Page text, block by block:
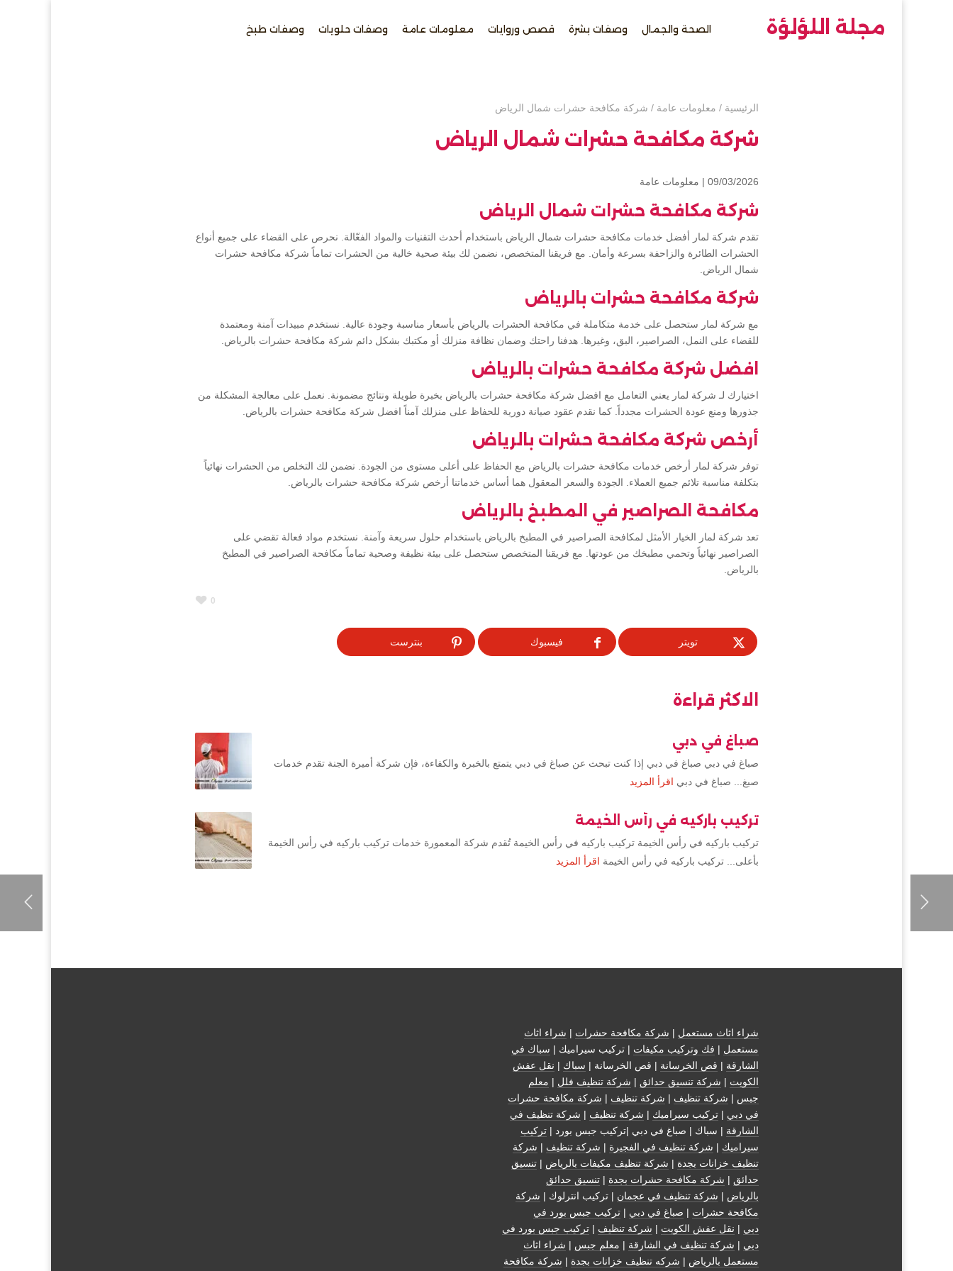
مجلة اللؤلؤة الصحة والجمال وصفات بشرة قصص وروايات معلومات عامة وصفات حلويات وصفات طبخ
الرئيسية / معلومات عامة / شركة مكافحة حشرات شمال الرياض
شركة مكافحة حشرات شمال الرياض
09/03/2026 | معلومات عامة
شركة مكافحة حشرات شمال الرياض
تقدم شركة لمار أفضل خدمات مكافحة حشرات شمال الرياض باستخدام أحدث التقنيات والمواد الفعّالة. نحرص على القضاء على جميع أنواع
الحشرات الطائرة والزاحفة بسرعة وأمان. مع فريقنا المتخصص، نضمن لك بيئة صحية خالية من الحشرات تماماً شركة مكافحة حشرات
شمال الرياض.
شركة مكافحة حشرات بالرياض
مع شركة لمار ستحصل على خدمة متكاملة في مكافحة الحشرات بالرياض بأسعار مناسبة وجودة عالية. نستخدم مبيدات آمنة ومعتمدة
للقضاء على النمل، الصراصير، البق، وغيرها. هدفنا راحتك وضمان نظافة منزلك أو مكتبك بشكل دائم شركة مكافحة حشرات بالرياض.
افضل شركة مكافحة حشرات بالرياض
اختيارك لـ شركة لمار يعني التعامل مع افضل شركة مكافحة حشرات بالرياض بخبرة طويلة ونتائج مضمونة. نعمل على معالجة المشكلة من
جذورها ومنع عودة الحشرات مجدداً. كما نقدم عقود صيانة دورية للحفاظ على منزلك آمناً افضل شركة مكافحة حشرات بالرياض.
أرخص شركة مكافحة حشرات بالرياض
توفر شركة لمار أرخص خدمات مكافحة حشرات بالرياض مع الحفاظ على أعلى مستوى من الجودة. نضمن لك التخلص من الحشرات نهائياً
بتكلفة مناسبة تلائم جميع العملاء. الجودة والسعر المعقول هما أساس خدماتنا أرخص شركة مكافحة حشرات بالرياض.
مكافحة الصراصير في المطبخ بالرياض
تعد شركة لمار الخيار الأمثل لمكافحة الصراصير في المطبخ بالرياض باستخدام حلول سريعة وآمنة. نستخدم مواد فعالة تقضي على
الصراصير نهائياً وتحمي مطبخك من عودتها. مع فريقنا المتخصص ستحصل على بيئة نظيفة وصحية تماماً مكافحة الصراصير في المطبخ
بالرياض.
0
تويتر فيسبوك بنترست
الاكثر قراءة
صباغ في دبي
صباغ في دبي صباغ في دبي إذا كنت تبحث عن صباغ في دبي يتمتع بالخبرة والكفاءة، فإن شركة أميرة الجنة تقدم خدمات
صبغ... صباغ في دبي اقرأ المزيد
تركيب باركيه في رأس الخيمة
تركيب باركيه في رأس الخيمة تركيب باركيه في رأس الخيمة تُقدم شركة المعمورة خدمات تركيب باركيه في رأس الخيمة
بأعلى... تركيب باركيه في رأس الخيمة اقرأ المزيد
شراء اثاث مستعمل | شركة مكافحة حشرات | شراء اثاث
مستعمل | فك وتركيب مكيفات | تركيب سيراميك | سباك في
الشارقة | قص الخرسانة | قص الخرسانة | سباك | نقل عفش
الكويت | شركة تنسيق حدائق | شركة تنظيف فلل | معلم
جبس | شركة تنظيف | شركة تنظيف | شركة مكافحة حشرات
في دبي |تركيب سيراميك | شركة تنظيف | شركة تنظيف في
الشارقة | سباك | صباغ في دبي |تركيب جبس بورد |تركيب
سيراميك | شركة تنظيف في الفجيرة | شركة تنظيف | شركة
تنظيف خزانات بجدة | شركة تنظيف مكيفات بالرياض |تنسيق
حدائق | شركة مكافحة حشرات بجدة |تنسيق حدائق
بالرياض | شركة تنظيف في عجمان | تركيب انترلوك | شركة
مكافحة حشرات | صباغ في دبي |تركيب جبس بورد في
دبي | نقل عفش الكويت | شركة تنظيف |تركيب جبس بورد في
دبي | شركة تنظيف في الشارقة | معلم جبس | شراء اثاث
مستعمل بالرياض | شركه تنظيف خزانات بجدة | شركة مكافحة